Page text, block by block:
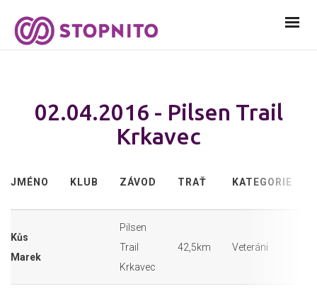
02.04.2016 - Pilsen Trail
Krkavec
JMÉNO KLUB ZÁVOD TRAŤ KATEGORIE
Kůs
Marek
Pilsen
Trail
Krkavec
42,5km Veteráni